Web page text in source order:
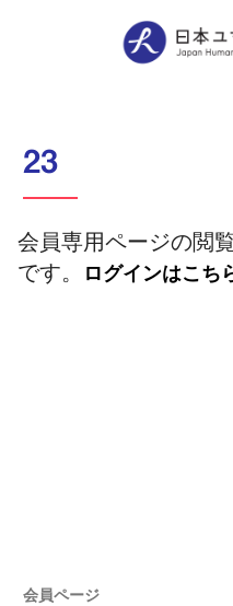
23
会員専用ページの閲
です。
ログインはこち
会員ページ